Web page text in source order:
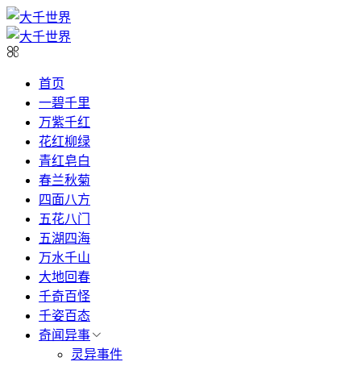
首页
一碧千里
万紫千红
花红柳绿
青红皂白
春兰秋菊
四面八方
五花八门
五湖四海
万水千山
大地回春
千奇百怪
千姿百态
奇闻异事
灵异事件